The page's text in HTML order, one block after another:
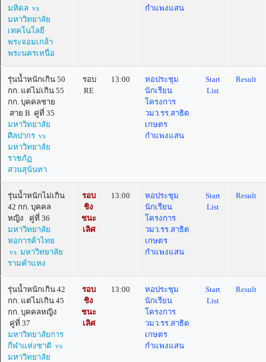
มหิดล vs
มหาวิทยาลัย
เทคโนโลยี
พระจอมเกล้า
พระนครเหนือ
กำแพงแสน
รุ่นน้ำหนักเกิน 50
กก. แต่ไม่เกิน 55
กก. บุคคลชาย
สาย B คู่ที่ 35
มหาวิทยาลัย
ศิลปากร vs
มหาวิทยาลัย
ราชภัฏ
สวนสุนันทา
รอบ
RE
13:00
หอประชุม
นักเรียน
โครงการ
วมว.รร.สาธิต
เกษตร
กำแพงแสน
Start
List
Result
รุ่นน้ำหนักไม่เกิน
42 กก. บุคคล
หญิง คู่ที่ 36
มหาวิทยาลัย
หอการค้าไทย
vs มหาวิทยาลัย
รามคำแหง
รอบ
ชิง
ชนะ
เลิศ
13:00
หอประชุม
นักเรียน
โครงการ
วมว.รร.สาธิต
เกษตร
กำแพงแสน
Start
List
Result
รุ่นน้ำหนักเกิน 42
กก. แต่ไม่เกิน 45
กก. บุคคลหญิง
คู่ที่ 37
มหาวิทยาลัยการ
กีฬาแห่งชาติ vs
มหาวิทยาลัย
รอบ
ชิง
ชนะ
เลิศ
13:00
หอประชุม
นักเรียน
โครงการ
วมว.รร.สาธิต
เกษตร
กำแพงแสน
Start
List
Result